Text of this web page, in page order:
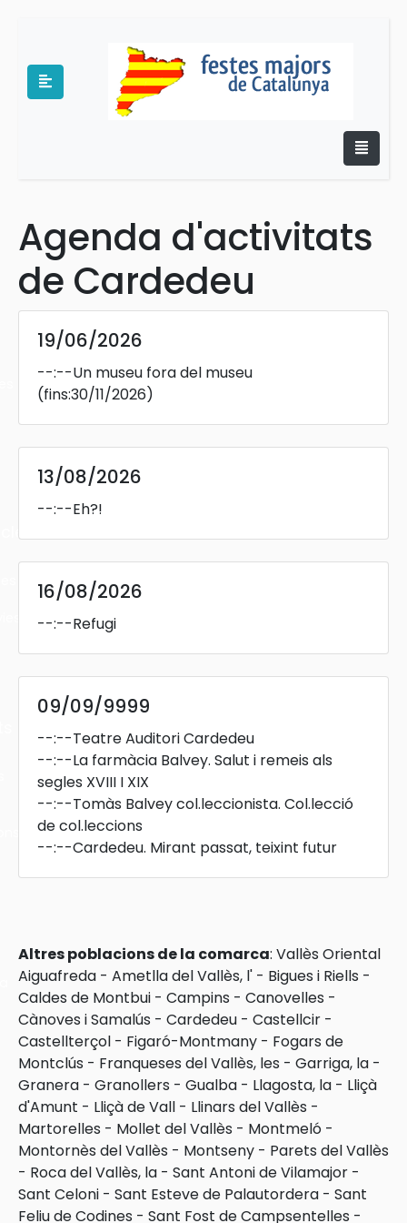
Agenda d'activitats
de Cardedeu
19/06/2026
--:--Un museu fora del museu
(fins:30/11/2026)
13/08/2026
--:--Eh?!
16/08/2026
--:--Refugi
09/09/9999
--:--Teatre Auditori Cardedeu
--:--La farmàcia Balvey. Salut i remeis als
segles XVIII I XIX
--:--Tomàs Balvey col.leccionista. Col.lecció
de col.leccions
--:--Cardedeu. Mirant passat, teixint futur
Altres poblacions de la comarca: Vallès Oriental
Aiguafreda - Ametlla del Vallès, l' - Bigues i Riells -
Caldes de Montbui - Campins - Canovelles -
Cànoves i Samalús - Cardedeu - Castellcir -
Castellterçol - Figaró-Montmany - Fogars de
Montclús - Franqueses del Vallès, les - Garriga, la -
Granera - Granollers - Gualba - Llagosta, la - Lliçà
d'Amunt - Lliçà de Vall - Llinars del Vallès -
Martorelles - Mollet del Vallès - Montmeló -
Montornès del Vallès - Montseny - Parets del Vallès
- Roca del Vallès, la - Sant Antoni de Vilamajor -
Sant Celoni - Sant Esteve de Palautordera - Sant
Feliu de Codines - Sant Fost de Campsentelles -